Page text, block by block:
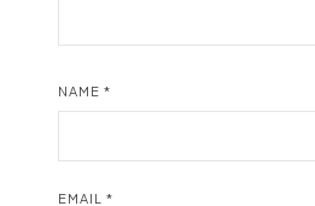
NAME*
EMAIL*